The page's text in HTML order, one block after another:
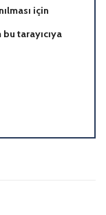
için
tarayıcıya